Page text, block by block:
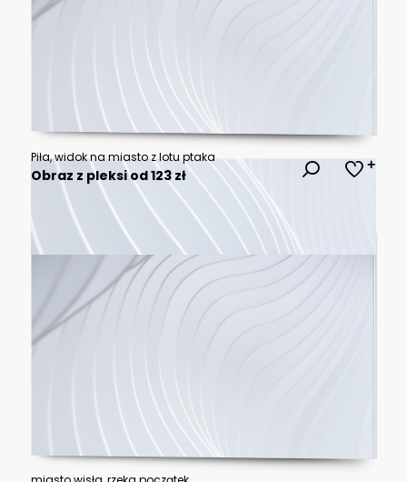
Piła, widok na miasto z lotu ptaka
Obraz z pleksi od 123 zł